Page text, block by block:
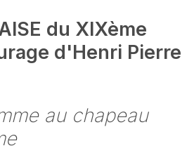
du XIXème
d'Henri Pierre
au chapeau